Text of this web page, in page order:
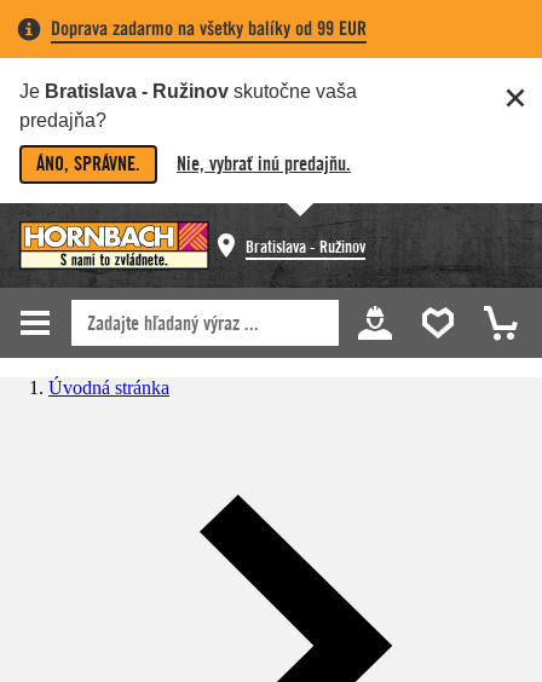
Doprava zadarmo na všetky balíky od 99 EUR
Je Bratislava - Ružinov skutočne vaša
predajňa?
ÁNO, SPRÁVNE. Nie, vybrať inú predajňu.
Bratislava - Ružinov
Úvodná stránka